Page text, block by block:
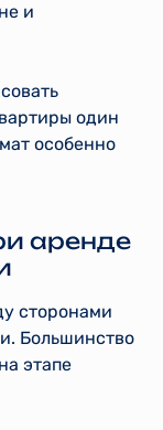
и
один
особенно
аренде
сторонами
Большинство
этапе